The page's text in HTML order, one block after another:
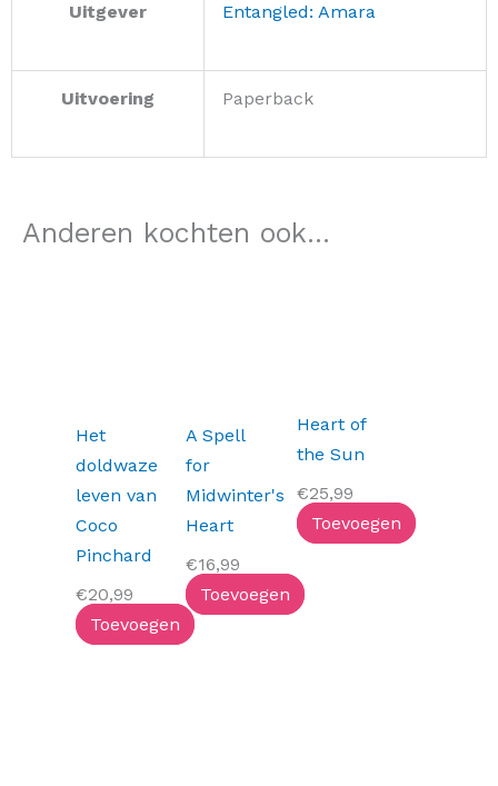
Uitgever Entangled: Amara
Uitvoering Paperback
Anderen kochten ook...
Het
doldwaze
leven van
Coco
Pinchard
€20,99
Toevoegen
A Spell
for
Midwinter's
Heart
€16,99
Toevoegen
Heart of
the Sun
€25,99
Toevoegen